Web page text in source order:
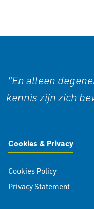
"En alleen
kennis zijn zich
Cookies & Privacy
Cookies Policy
Privacy Statement